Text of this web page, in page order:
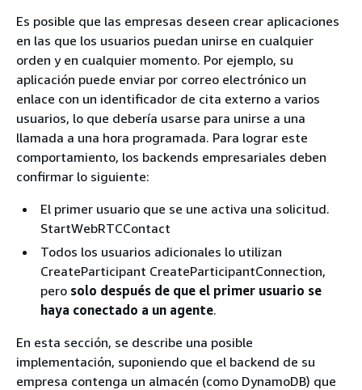
Es posible que las empresas deseen crear aplicaciones
en las que los usuarios puedan unirse en cualquier
orden y en cualquier momento. Por ejemplo, su
aplicación puede enviar por correo electrónico un
enlace con un identificador de cita externo a varios
usuarios, lo que debería usarse para unirse a una
llamada a una hora programada. Para lograr este
comportamiento, los backends empresariales deben
confirmar lo siguiente:
El primer usuario que se une activa una solicitud.
StartWebRTCContact
Todos los usuarios adicionales lo utilizan
CreateParticipant CreateParticipantConnection,
pero solo después de que el primer usuario se
haya conectado a un agente.
En esta sección, se describe una posible
implementación, suponiendo que el backend de su
empresa contenga un almacén (como DynamoDB) que